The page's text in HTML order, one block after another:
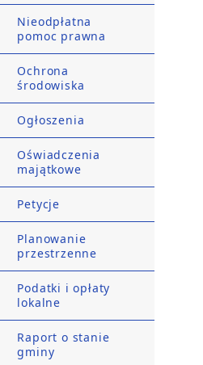
Nieodpłatna
pomoc prawna
Ochrona
środowiska
Ogłoszenia
Oświadczenia
majątkowe
Petycje
Planowanie
przestrzenne
Podatki i opłaty
lokalne
Raport o stanie
gminy